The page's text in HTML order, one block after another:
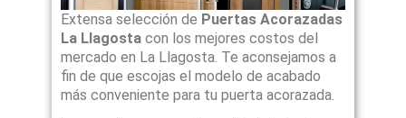
Extensa selección de Puertas Acorazadas
La Llagostacon los mejores costos del
mercado en La Llagosta. Te aconsejamos a
fin de que escojas el modelo de acabado
más conveniente para tu puerta acorazada.